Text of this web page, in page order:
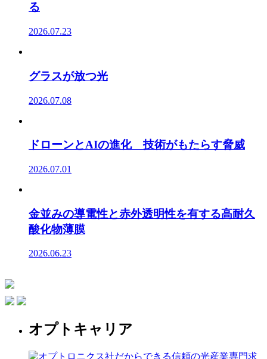
る
2026.07.23
グラスが放つ光
2026.07.08
ドローンとAIの進化 技術がもたらす脅威
2026.07.01
金並みの導電性と赤外透明性を有する高耐久
酸化物薄膜
2026.06.23
オプトキャリア